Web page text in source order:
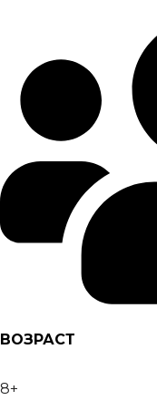
ВОЗРАСТ
8+